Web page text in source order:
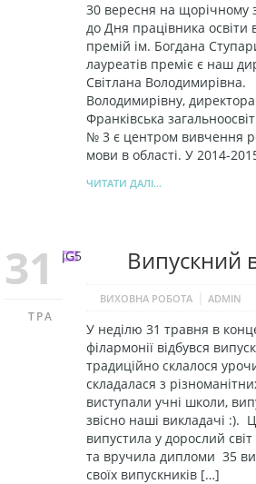
30 вересня на щорічному
до Дня працівника освіти
премій ім. Богдана
лауреатів преміє є наш
Світлана Володимирівна.
Володимирівну,
Франківська
№ 3 є центром вивчення
мови в області. У 2014-
ЧИТАТИ ДАЛІ...
31
ТРА
Випускний
ВИХОВНА РОБОТА ADMIN
У неділю 31 травня в
філармонії відбувся
традиційно склалося
складалася з
виступали учні школи,
звісно наші викладачі :).
випустила у дорослий
та вручила дипломи 35
своїх випускників […]